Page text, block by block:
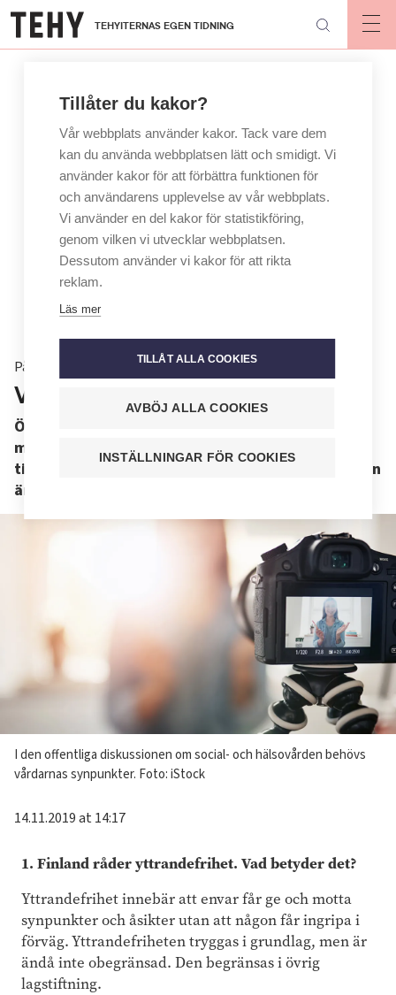
Hoppa
till
huvudinnehåll
TEHYITERNAS EGEN TIDNING
På jobbet
Vad får vårdare uttala sig om?
Öppenhet kan reta upp folk på en arbetsplats,
men arbetsgivaren kan inte ge någon order att
tiga. Om man uttalar sig för massmedia måste man
ändå känna sitt ansvar.
Image
text
I den offentliga diskussionen om social- och hälsovården behövs
vårdarnas synpunkter. Foto: iStock
14.11.2019 at 14:17
1. Finland råder yttrandefrihet. Vad betyder det?
Yttrandefrihet innebär att envar får ge och motta
synpunkter och åsikter utan att någon får ingripa i
förväg. Yttrandefriheten tryggas i grundlag, men är
ändå inte obegränsad. Den begränsas i övrig
lagstiftning.
Tillåter du kakor?
Vår webbplats använder kakor. Tack vare dem
kan du använda webbplatsen lätt och smidigt. Vi
använder kakor för att förbättra funktionen för
och användarens upplevelse av vår webbplats.
Vi använder en del kakor för statistikföring,
genom vilken vi utvecklar webbplatsen.
Dessutom använder vi kakor för att rikta
reklam.
Läs mer
TILLÅT ALLA COOKIES
AVBÖJ ALLA COOKIES
INSTÄLLNINGAR FÖR COOKIES